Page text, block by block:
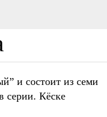
и состоит из семи
серии. Кёске